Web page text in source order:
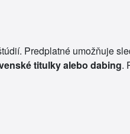
Predplatné umožňuje
titulky alebo dabing.